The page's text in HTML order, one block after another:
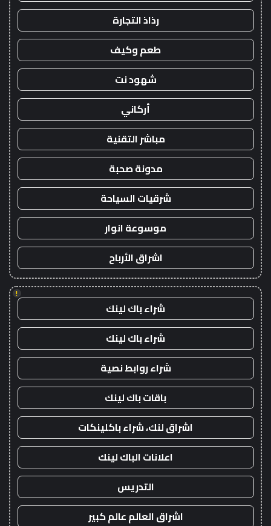
رذاذ التجارة
طعم وكيف
شهود نت
أركاني
مباشر التقنية
مدونة صحبة
شرقيات السياحة
موسوعة انوار
اشراق الأرباح
!
شراء باك لينك
شراء باك لينك
شراء روابط نصية
باقات باك لينك
اشراق لنك، شراء باكلينكات
اعلانات الباك لينك
التدريس
اشراق العالم عالم كبير